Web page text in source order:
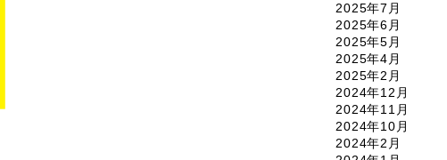
2025年7月
2025年6月
2025年5月
2025年4月
2025年2月
2024年12月
2024年11月
2024年10月
2024年2月